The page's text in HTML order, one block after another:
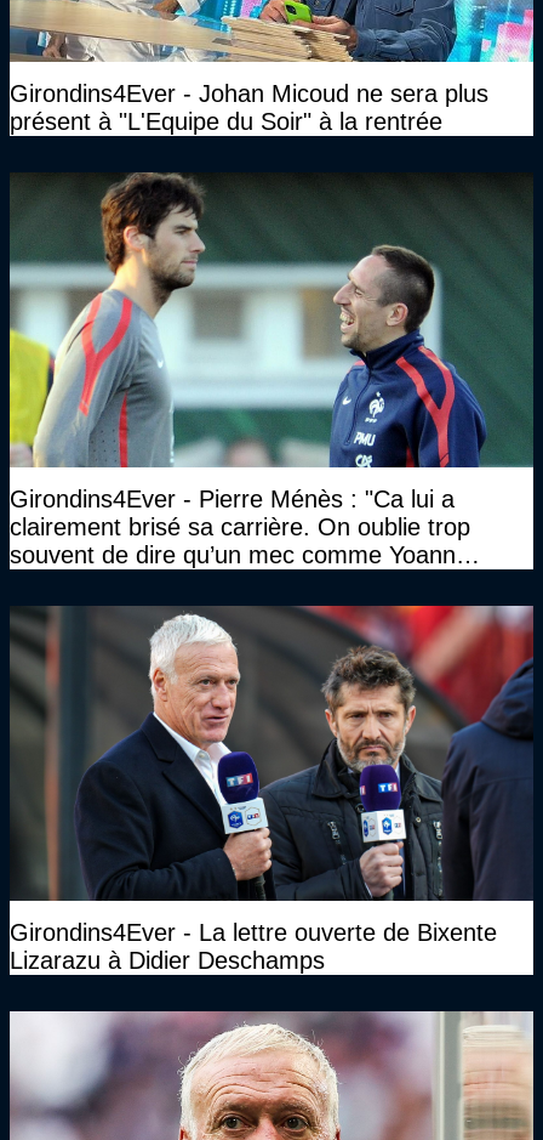
Girondins4Ever - Johan Micoud ne sera plus
présent à "L'Equipe du Soir" à la rentrée
Girondins4Ever - Pierre Ménès : "Ca lui a
clairement brisé sa carrière. On oublie trop
souvent de dire qu’un mec comme Yoann
Girondins4Ever - La lettre ouverte de Bixente
Lizarazu à Didier Deschamps